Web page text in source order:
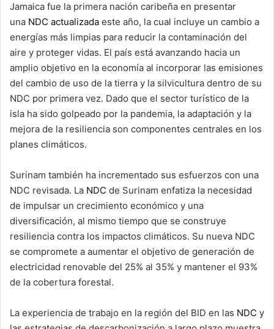
Jamaica fue la primera nación caribeña en presentar
una NDC actualizada este año, la cual incluye un cambio a
energías más limpias para reducir la contaminación del
aire y proteger vidas. El país está avanzando hacia un
amplio objetivo en la economía al incorporar las emisiones
del cambio de uso de la tierra y la silvicultura dentro de su
NDC por primera vez. Dado que el sector turístico de la
isla ha sido golpeado por la pandemia, la adaptación y la
mejora de la resiliencia son componentes centrales en los
planes climáticos.
Surinam también ha incrementado sus esfuerzos con una
NDC revisada. La NDC de Surinam enfatiza la necesidad
de impulsar un crecimiento económico y una
diversificación, al mismo tiempo que se construye
resiliencia contra los impactos climáticos. Su nueva NDC
se compromete a aumentar el objetivo de generación de
electricidad renovable del 25% al 35% y mantener el 93%
de la cobertura forestal.
La experiencia de trabajo en la región del BID en las NDC y